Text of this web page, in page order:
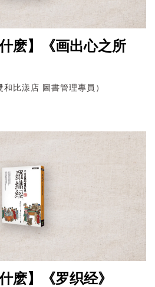
麽】《画出心之所
比漾店 圖書管理專員）
麽】《罗织经》